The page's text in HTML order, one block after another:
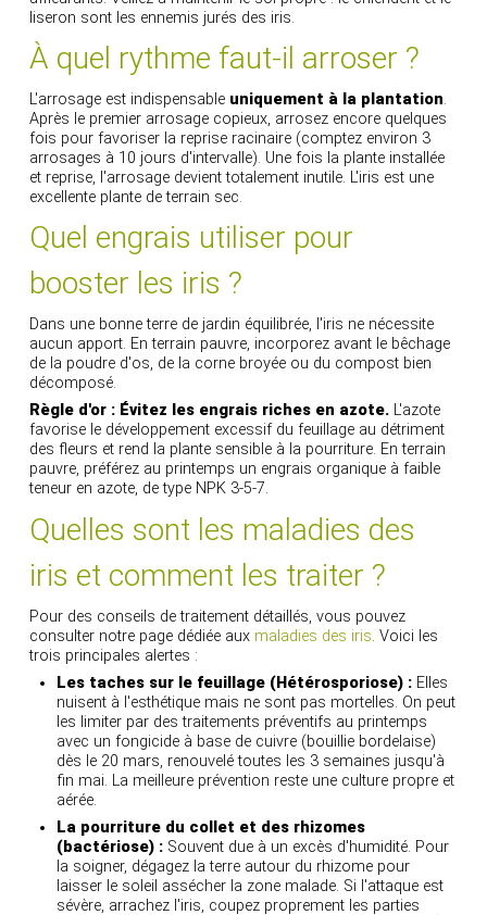
liseron sont les ennemis jurés des iris.
À quel rythme faut-il arroser ?
L'arrosage est indispensable uniquement à la plantation.
Après le premier arrosage copieux, arrosez encore quelques
fois pour favoriser la reprise racinaire (comptez environ 3
arrosages à 10 jours d'intervalle). Une fois la plante installée
et reprise, l'arrosage devient totalement inutile. L'iris est une
excellente plante de terrain sec.
Quel engrais utiliser pour
booster les iris ?
Dans une bonne terre de jardin équilibrée, l'iris ne nécessite
aucun apport. En terrain pauvre, incorporez avant le bêchage
de la poudre d'os, de la corne broyée ou du compost bien
décomposé.
Règle d'or : Évitez les engrais riches en azote. L'azote
favorise le développement excessif du feuillage au détriment
des fleurs et rend la plante sensible à la pourriture. En terrain
pauvre, préférez au printemps un engrais organique à faible
teneur en azote, de type NPK 3-5-7.
Quelles sont les maladies des
iris et comment les traiter ?
Pour des conseils de traitement détaillés, vous pouvez
consulter notre page dédiée aux maladies des iris. Voici les
trois principales alertes :
Les taches sur le feuillage (Hétérosporiose) : Elles
nuisent à l'esthétique mais ne sont pas mortelles. On peut
les limiter par des traitements préventifs au printemps
avec un fongicide à base de cuivre (bouillie bordelaise)
dès le 20 mars, renouvelé toutes les 3 semaines jusqu'à
fin mai. La meilleure prévention reste une culture propre et
aérée.
La pourriture du collet et des rhizomes
(bactériose) : Souvent due à un excès d'humidité. Pour
la soigner, dégagez la terre autour du rhizome pour
laisser le soleil assécher la zone malade. Si l'attaque est
sévère, arrachez l'iris, coupez proprement les parties